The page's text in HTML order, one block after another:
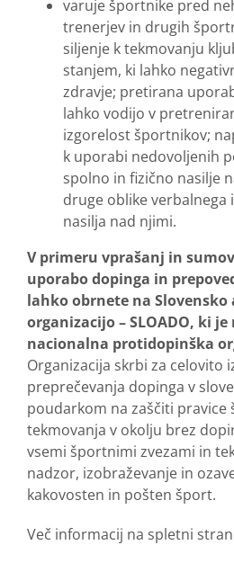
varuje športnike pred
trenerjev in drugih
siljenje k tekmovanju
stanjem, ki lahko
zdravje; pretirana
lahko vodijo v
izgorelost športnikov;
k uporabi nedovoljenih
spolno in fizično nasilje
druge oblike verbalnega
nasilja nad njimi.
V primeru vprašanj in
uporabo dopinga in
lahko obrnete na
organizacijo – SLOADO, ki
nacionalna protidopinška
Organizacija skrbi za celovito
preprečevanja dopinga v
poudarkom na zaščiti pravice
tekmovanja v okolju brez
vsemi športnimi zvezami in
nadzor, izobraževanje in
kakovosten in pošten šport.
Več informacij na spletni